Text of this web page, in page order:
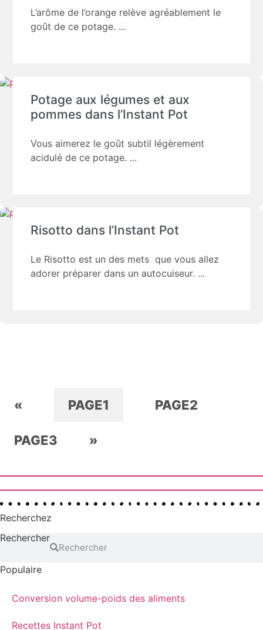
L’arôme de l’orange relève agréablement le
goût de ce potage.
Potage aux légumes et aux
pommes dans l’Instant Pot
Vous aimerez le goût subtil légèrement
acidulé de ce potage.
Risotto dans l’Instant Pot
Le Risotto est un des mets que vous allez
adorer préparer dans un autocuiseur.
« PAGE1 PAGE2
PAGE3 »
Recherchez
Rechercher
Rechercher
Populaire
Conversion volume-poids des aliments
Recettes Instant Pot